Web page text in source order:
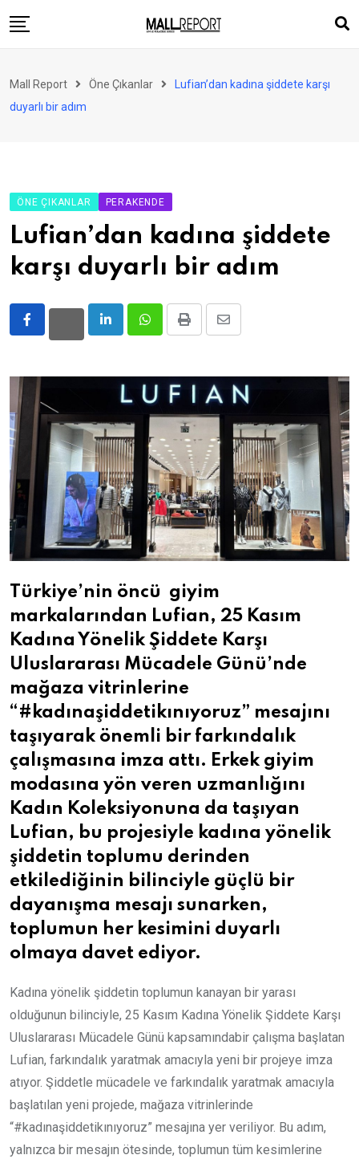
to
Perakende
Ürün ve Hizmet
Enerji
Haber
Gündem
Atamalar
Mall Report Öne Çıkanlar
Lufian’dan kadına şiddete karşı
duyarlı bir adım
ÖNE ÇIKANLAR PERAKENDE
Lufian’dan kadına şiddete
karşı duyarlı bir adım
LinkedInWhatsappPrint
Share
Email
Türkiye’nin öncü giyim
markalarından Lufian, 25 Kasım
Kadına Yönelik Şiddete Karşı
Uluslararası Mücadele Günü’nde
mağaza vitrinlerine
“#kadınaşiddetikınıyoruz” mesajını
taşıyarak önemli bir farkındalık
çalışmasına imza attı. Erkek giyim
modasına yön veren uzmanlığını
Kadın Koleksiyonuna da taşıyan
Lufian, bu projesiyle kadına yönelik
şiddetin toplumu derinden
etkilediğinin bilinciyle güçlü bir
dayanışma mesajı sunarken,
toplumun her kesimini duyarlı
olmaya davet ediyor.
Kadına yönelik şiddetin toplumun kanayan bir yarası
olduğunun bilinciyle, 25 Kasım Kadına Yönelik Şiddete Karşı
Uluslararası Mücadele Günü kapsamındabir çalışma başlatan
Lufian, farkındalık yaratmak amacıyla yeni bir projeye imza
atıyor. Şiddetle mücadele ve farkındalık yaratmak amacıyla
başlatılan yeni projede, mağaza vitrinlerinde
“#kadınaşiddetikınıyoruz” mesajına yer veriliyor. Bu adım,
yalnızca bir mesajın ötesinde, toplumun tüm kesimlerine